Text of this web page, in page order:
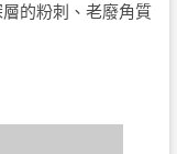
的粉刺、老廢角質